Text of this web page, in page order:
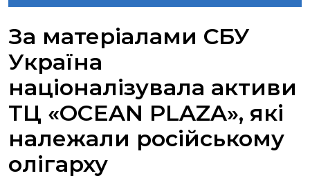
ВІДЕОГАЛЕРЕЯ
КОНТАКТИ ПРЕСЦЕНТРУ
За матеріалами СБУ
Україна
націоналізувала активи
ТЦ «OCEAN PLAZA», які
належали російському
олігарху